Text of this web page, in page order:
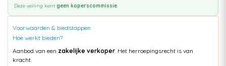
Deze veiling kent geen koperscommissie.
Voorwaarden & biedstappen
Hoe werkt bieden?
Aanbod van een zakelijke verkoper. Het herroepingsrecht is van
kracht.